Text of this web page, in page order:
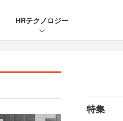
HRテクノロジー
特集